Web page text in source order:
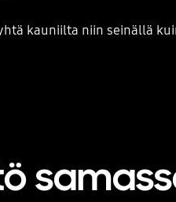
kauniilta niin seinällä